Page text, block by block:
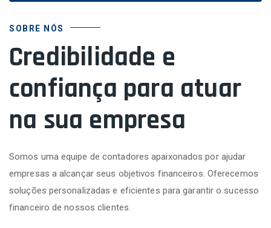
SOBRE NÓS
Credibilidade e
confiança para atuar
na sua empresa
Somos uma equipe de contadores apaixonados por ajudar
empresas a alcançar seus objetivos financeiros. Oferecemos
soluções personalizadas e eficientes para garantir o sucesso
financeiro de nossos clientes.